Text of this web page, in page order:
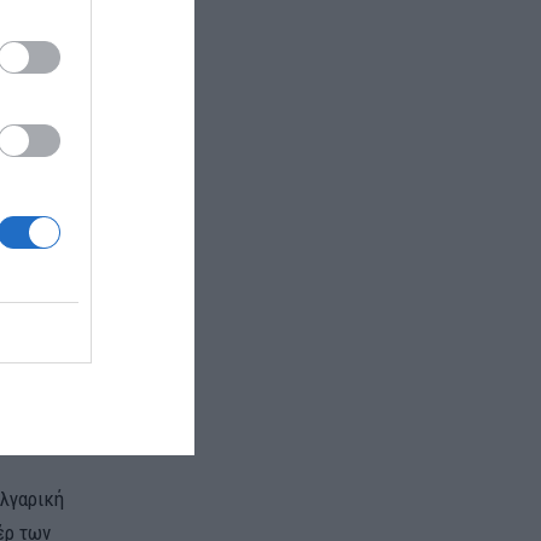
που
μετά
προέβλεπε
των